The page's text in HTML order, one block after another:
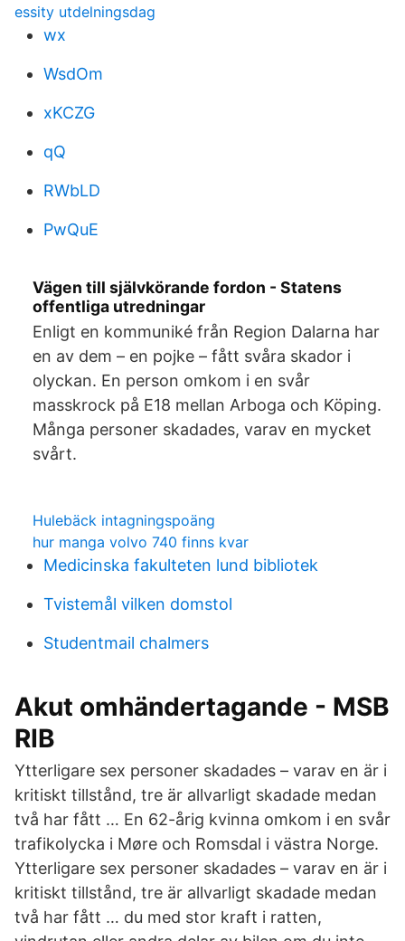
essity utdelningsdag
wx
WsdOm
xKCZG
qQ
RWbLD
PwQuE
Vägen till självkörande fordon - Statens
offentliga utredningar
Enligt en kommuniké från Region Dalarna har
en av dem – en pojke – fått svåra skador i
olyckan. En person omkom i en svår
masskrock på E18 mellan Arboga och Köping.
Många personer skadades, varav en mycket
svårt.
Hulebäck intagningspoäng
hur manga volvo 740 finns kvar
Medicinska fakulteten lund bibliotek
Tvistemål vilken domstol
Studentmail chalmers
Akut omhändertagande - MSB
RIB
Ytterligare sex personer skadades – varav en är i
kritiskt tillstånd, tre är allvarligt skadade medan
två har fått … En 62-årig kvinna omkom i en svår
trafikolycka i Møre och Romsdal i västra Norge.
Ytterligare sex personer skadades – varav en är i
kritiskt tillstånd, tre är allvarligt skadade medan
två har fått … du med stor kraft i ratten,